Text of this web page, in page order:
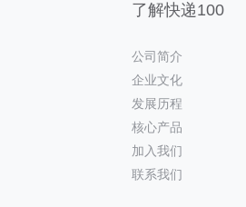
了解快递100
公司简介
企业文化
发展历程
核心产品
加入我们
联系我们